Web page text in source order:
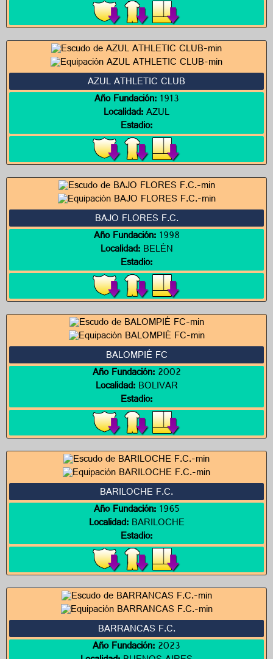
AZUL ATHLETIC CLUB
Año Fundación:1913
Localidad:AZUL
Estadio:
BAJO FLORES F.C.
Año Fundación:1998
Localidad:BELÉN
Estadio:
BALOMPIÉ FC
Año Fundación:2002
Localidad:BOLIVAR
Estadio:
BARILOCHE F.C.
Año Fundación:1965
Localidad:BARILOCHE
Estadio:
BARRANCAS F.C.
Año Fundación:2023